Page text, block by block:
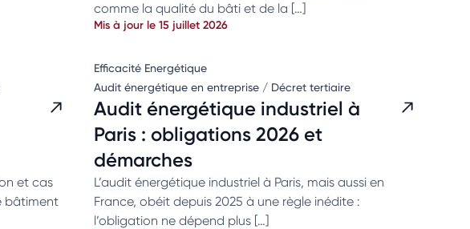
comme la qualité du bâti et de la […]
Mis à jour le 15 juillet 2026
et cas
bâtiment
Efficacité Energétique
Audit énergétique en entreprise / Décret tertiaire
Audit énergétique industriel à
Paris : obligations 2026 et
démarches
L’audit énergétique industriel à Paris, mais aussi en
France, obéit depuis 2025 à une règle inédite :
l’obligation ne dépend plus […]